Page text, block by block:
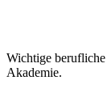
Wichtige
Akademie.